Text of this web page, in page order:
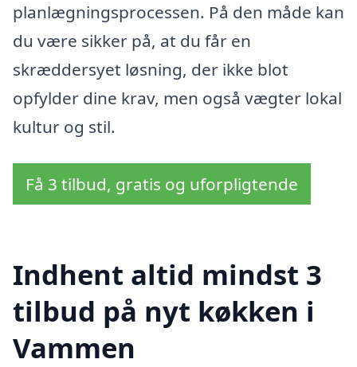
planlægningsprocessen. På den måde kan
du være sikker på, at du får en
skræddersyet løsning, der ikke blot
opfylder dine krav, men også vægter lokal
kultur og stil.
Få 3 tilbud, gratis og uforpligtende
Indhent altid mindst 3
tilbud på nyt køkken i
Vammen